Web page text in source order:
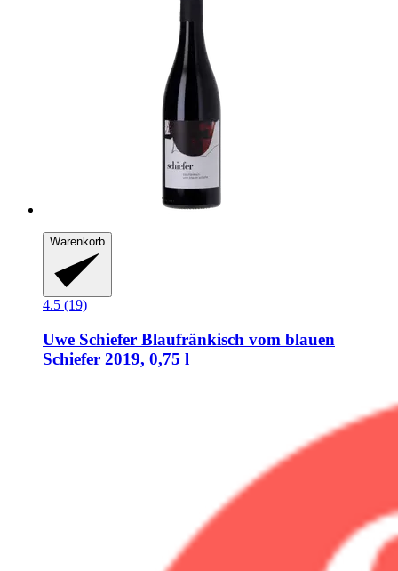
Warenkorb
4.5 (19)
Uwe Schiefer Blaufränkisch vom blauen
Schiefer 2019, 0,75 l